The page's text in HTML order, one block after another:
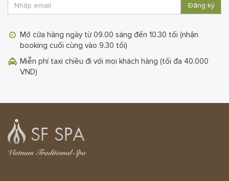
Đăng ký
Mở cửa hàng ngày từ 09.00 sáng đến 10.30 tối (nhận
booking cuối cùng vào 9.30 tối)
Miễn phí taxi chiều đi với mọi khách hàng (tối đa 40.000
VND)